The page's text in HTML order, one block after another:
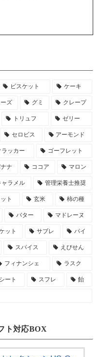
ビスケット ケーキ
ズ グミ クレープ
トリュフ ゼリー
セロビス アーモンド
ラッカー ゴーフレット
ナ ココア マロン
ャラメル 管理栄養士推奨
ト 玄米 柿の種
バター マドレーヌ
ット サブレ パイ
スパイス えびせん
フィナンシェ ラスク
シート スフレ 飴
ト対応BOX